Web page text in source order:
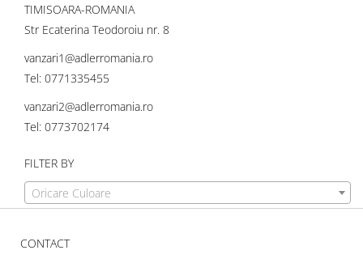
TIMISOARA-ROMANIA
Str Ecaterina Teodoroiu nr. 8
vanzari1@adlerromania.ro
Tel: 0771335455
vanzari2@adlerromania.ro
Tel: 0773702174
FILTER BY
Oricare Culoare
CONTACT